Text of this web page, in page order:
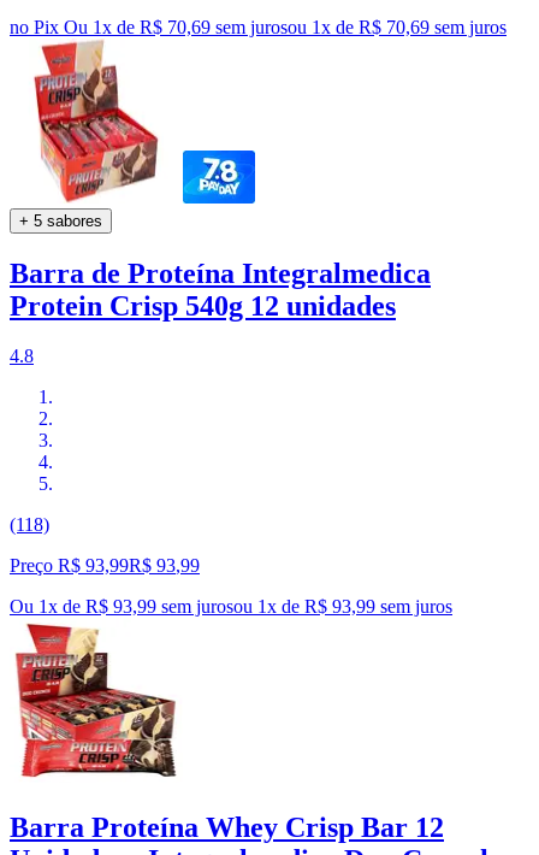
no Pix Ou 1x de R$ 70,69 sem jurosou 1x de R$ 70,69 sem juros
+ 5 sabores
Barra de Proteína Integralmedica
Protein Crisp 540g 12 unidades
4.8
(118)
Preço R$ 93,99R$ 93,99
Ou 1x de R$ 93,99 sem jurosou 1x de R$ 93,99 sem juros
Barra Proteína Whey Crisp Bar 12